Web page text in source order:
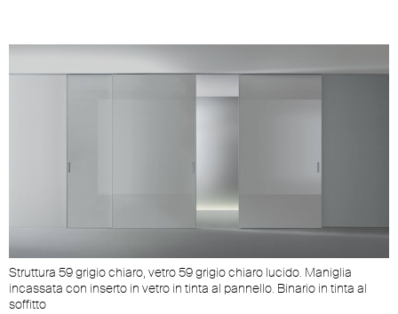
Struttura 59 grigio chiaro, vetro 59 grigio chiaro lucido. Maniglia
incassata con inserto in vetro in tinta al pannello. Binario in tinta al
soffitto